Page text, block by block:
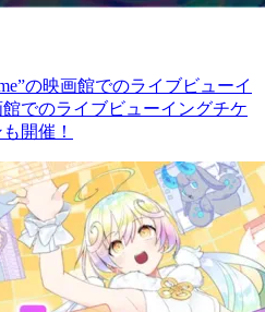
の映画館でのライブビューイ
でのライブビューイングチケ
開催！